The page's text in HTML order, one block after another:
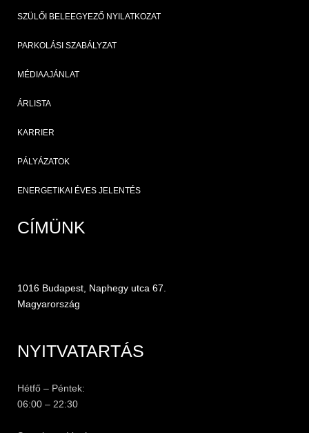
SZÜLŐI BELEEGYEZŐ NYILATKOZAT
PARKOLÁSI SZABÁLYZAT
MÉDIAAJÁNLAT
ÁRLISTA
KARRIER
PÁLYÁZATOK
ENERGETIKAI ÉVES JELENTÉS
CÍMÜNK
1016 Budapest, Naphegy utca 67.
Magyarország
NYITVATARTÁS
Hétfő – Péntek:
06:00 – 22:30